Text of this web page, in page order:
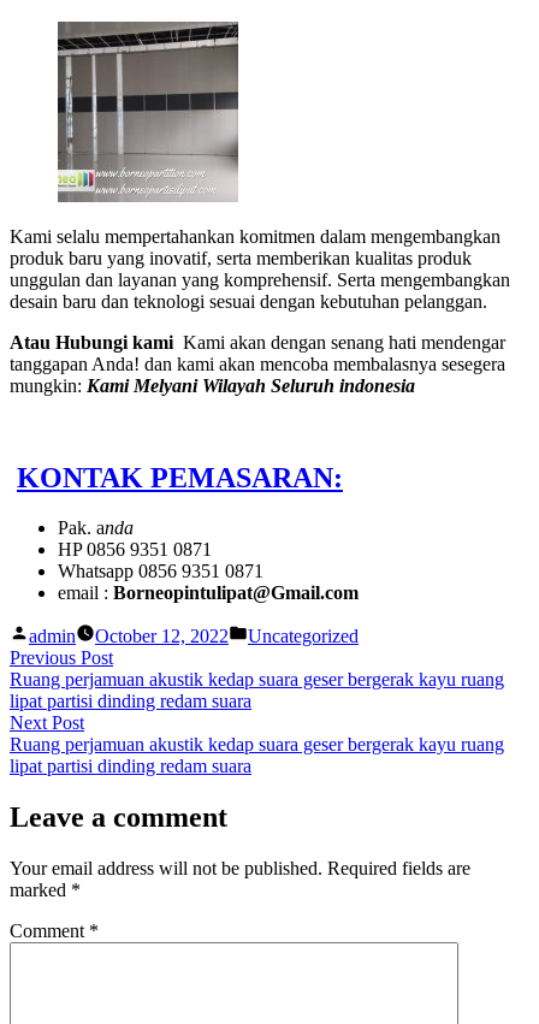
Kami selalu mempertahankan komitmen dalam mengembangkan
produk baru yang inovatif, serta memberikan kualitas produk
unggulan dan layanan yang komprehensif. Serta mengembangkan
desain baru dan teknologi sesuai dengan kebutuhan pelanggan.
Atau Hubungi kami Kami akan dengan senang hati mendengar
tanggapan Anda! dan kami akan mencoba membalasnya sesegera
mungkin: Kami Melyani Wilayah Seluruh indonesia
KONTAK PEMASARAN:
Pak. anda
HP 0856 9351 0871
Whatsapp 0856 9351 0871
email : Borneopintulipat@Gmail.com
Posted
by
admin October 12, 2022
Posted
Uncategorized
Post
navigation
Previous PostPrevious
post:
Ruang perjamuan akustik kedap suara geser bergerak kayu ruang
lipat partisi dinding redam suara
Next PostNext
post:
Ruang perjamuan akustik kedap suara geser bergerak kayu ruang
lipat partisi dinding redam suara
Leave a comment
Your email address will not be published. Required fields are
marked *
Comment *